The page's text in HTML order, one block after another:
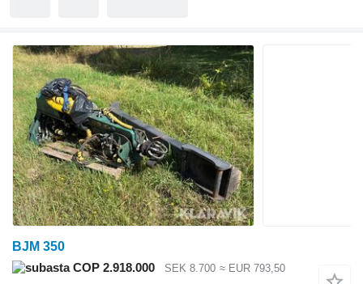
BJM 350
COP 2.918.000
SEK 8.700 ≈ EUR 793,50